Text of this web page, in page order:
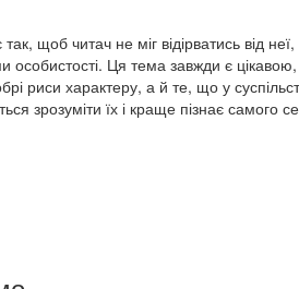
щоб читач не міг відірватись від
особистості. Ця тема завжди є
риси характеру, а й те, що у
зрозуміти їх і краще пізнає самого